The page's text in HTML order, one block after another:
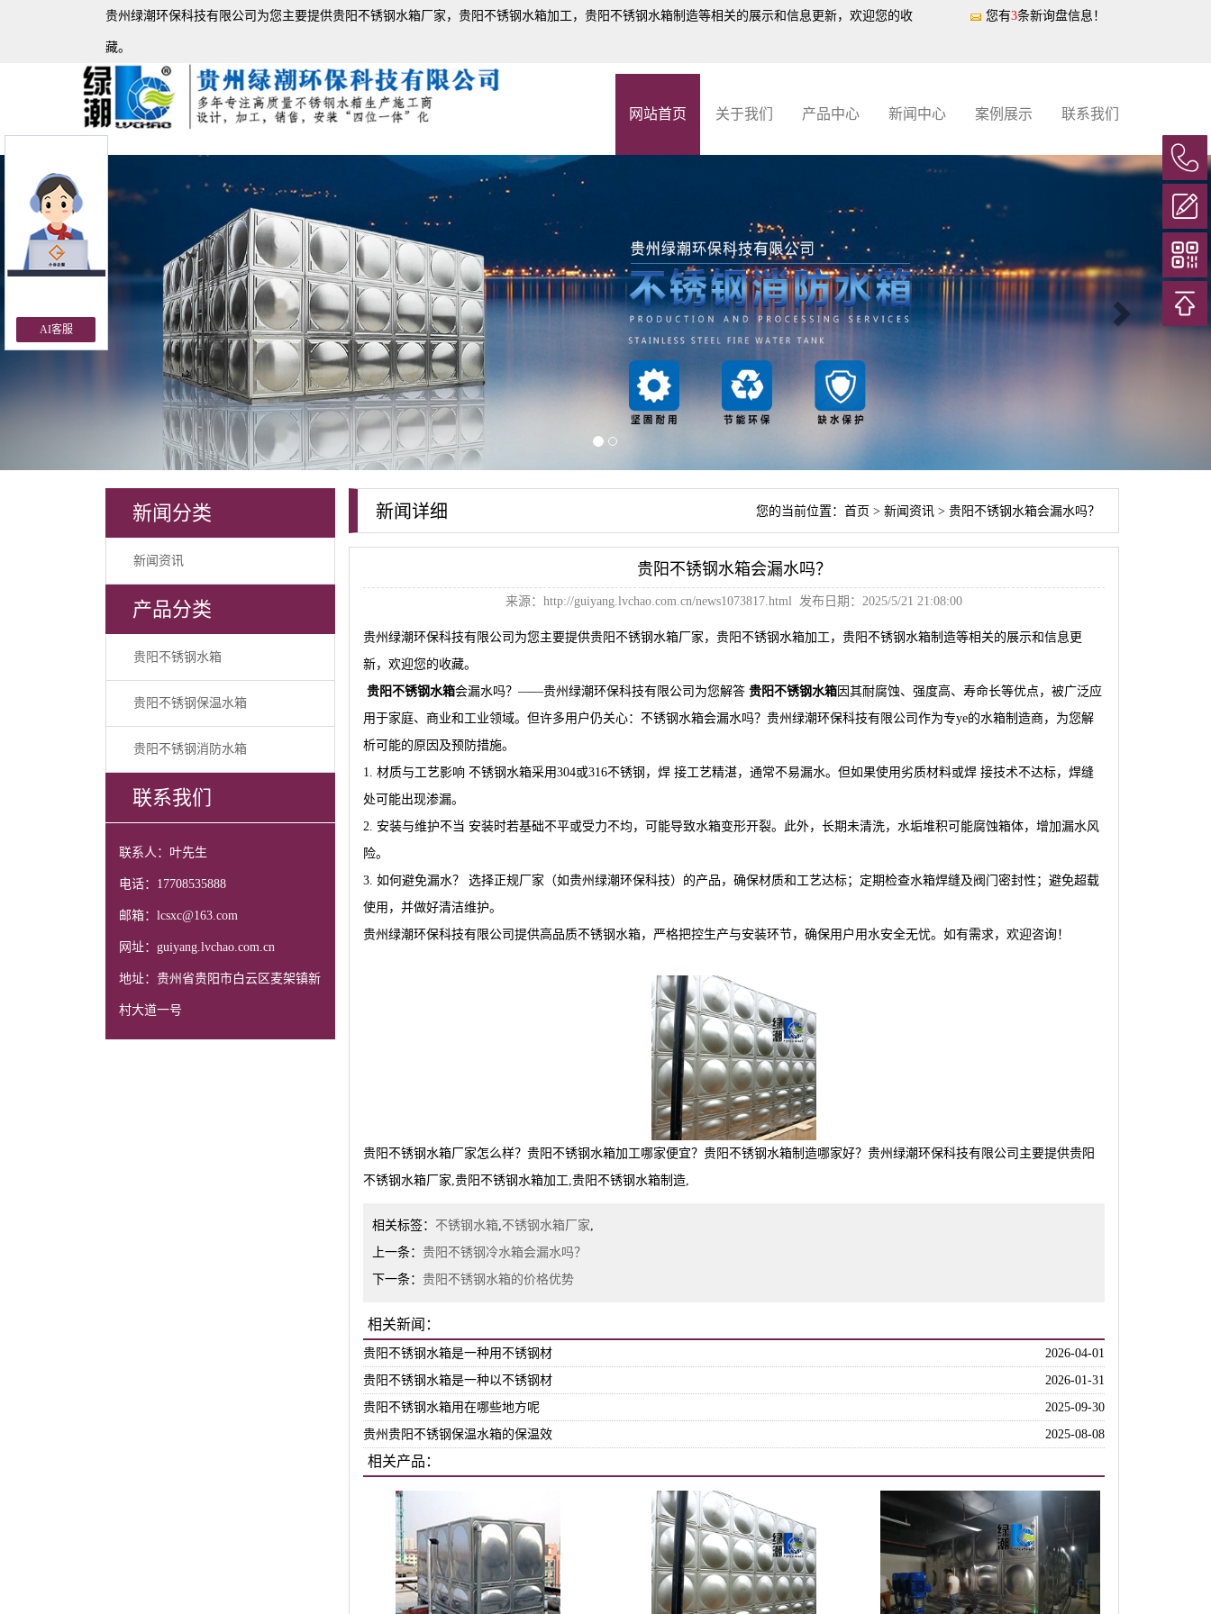
贵州绿潮环保科技有限公司为您主要提供贵阳不锈钢水箱厂家 ，贵阳不锈钢水箱加工，贵阳不锈钢水箱制造等相关的展示和信息更新，欢迎您的收
藏。
您有3条新询盘信息！
网站首页 关于我们 产品中心 新闻中心 案例展示 联系我们
Next
新闻分类
新闻资讯
产品分类
贵阳不锈钢水箱
贵阳不锈钢保温水箱
贵阳不锈钢消防水箱
联系我们
联系人：叶先生
电话：17708535888
邮箱：lcsxc@163.com
网址：guiyang.lvchao.com.cn
地址：贵州省贵阳市白云区麦架镇新
村大道一号
新闻详细 您的当前位置： 首页 > 新闻资讯 > 贵阳不锈钢水箱会漏水吗？
贵阳不锈钢水箱会漏水吗？
来源： http://guiyang.lvchao.com.cn/news1073817.html 发布日期：2025/5/21 21:08:00
贵州绿潮环保科技有限公司为您主要提供贵阳不锈钢水箱厂家 ，贵阳不锈钢水箱加工，贵阳不锈钢水箱制造等相关的展示和信息更
新，欢迎您的收藏。
贵阳不锈钢水箱会漏水吗？——贵州绿潮环保科技有限公司为您解答 贵阳不锈钢水箱 因其耐腐蚀、强度高、寿命长等优点，被广泛应
用于家庭、商业和工业领域。但许多用户仍关心：不锈钢水箱会漏水吗？贵州绿潮环保科技有限公司作为专ye的水箱制造商，为您解
析可能的原因及预防措施。
1. 材质与工艺影响 不锈钢水箱采用304或316不锈钢，焊 接工艺精湛，通常不易漏水。但如果使用劣质材料或焊 接技术不达标，焊缝
处可能出现渗漏。
2. 安装与维护不当 安装时若基础不平或受力不均，可能导致水箱变形开裂。此外，长期未清洗，水垢堆积可能腐蚀箱体，增加漏水风
险。
3. 如何避免漏水？ 选择正规厂家（如贵州绿潮环保科技）的产品，确保材质和工艺达标；定期检查水箱焊缝及阀门密封性；避免超载
使用，并做好清洁维护。
贵州绿潮环保科技有限公司提供高品质不锈钢水箱，严格把控生产与安装环节，确保用户用水安全无忧。如有需求，欢迎咨询！
贵阳不锈钢水箱厂家怎么样？贵阳不锈钢水箱加工哪家便宜？贵阳不锈钢水箱制造哪家好？贵州绿潮环保科技有限公司主要提供贵阳
不锈钢水箱厂家,贵阳不锈钢水箱加工,贵阳不锈钢水箱制造,
相关标签： 不锈钢水箱,不锈钢水箱厂家,
上一条： 贵阳不锈钢冷水箱会漏水吗？
下一条： 贵阳不锈钢水箱的价格优势
相关新闻：
贵阳不锈钢水箱是一种用不锈钢材
2026-04-01
贵阳不锈钢水箱是一种以不锈钢材
2026-01-31
贵阳不锈钢水箱用在哪些地方呢
2025-09-30
贵州贵阳不锈钢保温水箱的保温效
2025-08-08
相关产品：
AI客服